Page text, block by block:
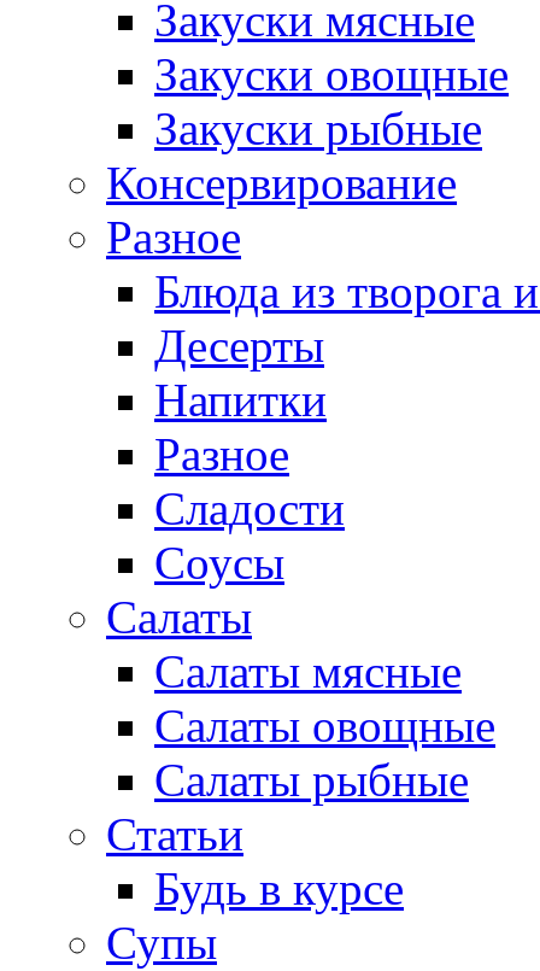
Закуски мясные
Закуски овощные
Закуски рыбные
Консервирование
Разное
Блюда из творога
Десерты
Напитки
Разное
Сладости
Соусы
Салаты
Салаты мясные
Салаты овощные
Салаты рыбные
Статьи
Будь в курсе
Супы